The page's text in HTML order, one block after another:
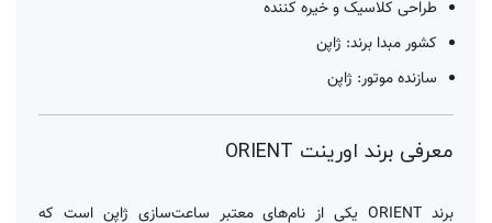
طراحی کلاسیک و خیره کننده
کشور مبدا برند: ژاپن
سازنده موتور: ژاپن
معرفی برند اورینت ORIENT
برند ORIENT یکی از نام‌های معتبر ساعت‌سازی ژاپن است که